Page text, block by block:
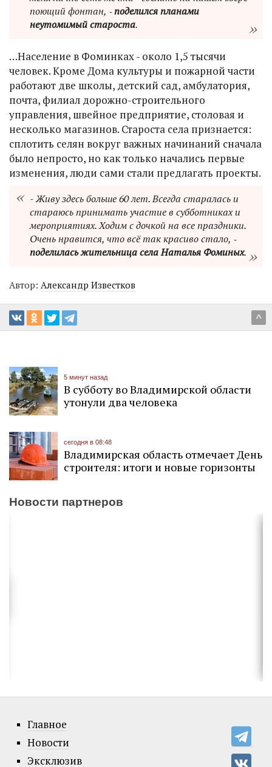
поющий фонтан, ‑поделился планами
неутомимый староста.
…Население в Фоминках - около 1,5 тысячи
человек. Кроме Дома культуры и пожарной части
работают две школы, детский сад, амбулатория,
почта, филиал дорожно-строительного
управления, швейное предприятие, столовая и
несколько магазинов. Староста села признается:
сплотить селян вокруг важных начинаний сначала
было непросто, но как только начались первые
изменения, люди сами стали предлагать проекты.
- Живу здесь больше 60 лет. Всегда старалась и
стараюсь принимать участие в субботниках и
мероприятиях. Ходим с дочкой на все праздники.
Очень нравится, что всё так красиво стало, ‑
поделилась жительница села Наталья Фоминых.
Автор: Александр Известков
^
5 минут назад
В субботу во Владимирской области
утонули два человека
сегодня в 08:48
Владимирская область отмечает День
строителя: итоги и новые горизонты
Новости партнеров
Главное
Новости
Эксклюзив